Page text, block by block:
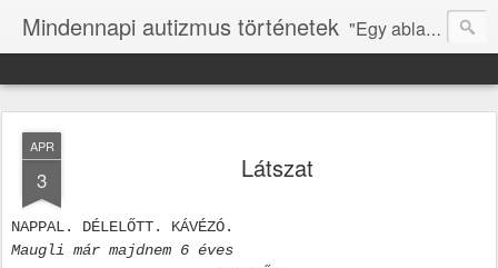
Mindennapi autizmus történetek "Egy ablakot kell nyitni, hogy tudja, mi is itt vagyunk." (N.ZS.)
APR
3 Látszat
NAPPAL. DÉLELŐTT. KÁVÉZÓ.
Maugli már majdnem 6 éves